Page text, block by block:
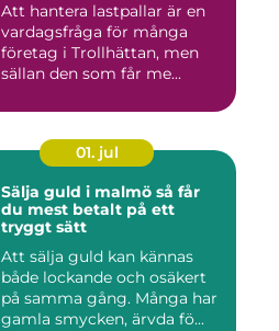
Att hantera lastpallar är en
vardagsfråga för många
företag i Trollhättan, men
sällan den som får me...
01. jul
Sälja guld i malmö så får
du mest betalt på ett
tryggt sätt
Att sälja guld kan kännas
både lockande och osäkert
på samma gång. Många har
gamla smycken, ärvda fö...